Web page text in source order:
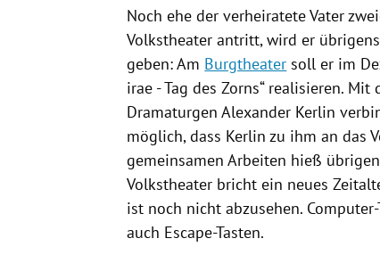
Noch ehe der verheiratete Vater
Volkstheater antritt, wird er
geben: Am Burgtheater soll er im
irae - Tag des Zorns“ realisieren.
DramaturgenAlexander Kerlin
möglich, dass Kerlin zu ihm an das
gemeinsamen Arbeiten hieß
Volkstheater bricht ein neues
ist noch nicht abzusehen.
auch Escape-Tasten.